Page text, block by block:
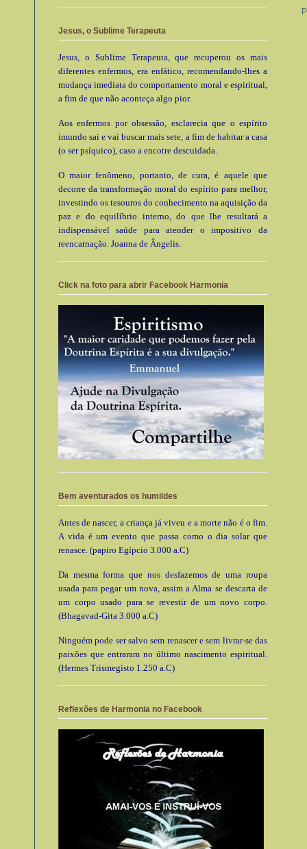
Jesus, o Sublime Terapeuta
Jesus, o Sublime Terapeuta, que recuperou os mais
diferentes enfermos, era enfático, recomendando-lhes a
mudança imediata do comportamento moral e espiritual,
a fim de que não aconteça algo pior.
Aos enfermos por obsessão, esclarecia que o espírito
imundo sai e vai buscar mais sete, a fim de habitar a casa
(o ser psíquico), caso a encotre descuidada.
O maior fenômeno, portanto, de cura, é aquele que
decorre da transformação moral do espírito para melhor,
investindo os tesouros do conhecimento na aquisição da
paz e do equilíbrio interno, do que lhe resultará a
indispensável saúde para atender o impositivo da
reencarnação. Joanna de Ângelis.
Click na foto para abrir Facebook Harmonia
Bem aventurados os humildes
Antes de nascer, a criança já viveu e a morte não é o fim.
A vida é um evento que passa como o dia solar que
renasce. (papiro Egípcio 3.000 a.C)
Da mesma forma que nos desfazemos de uma roupa
usada para pegar um nova, assim a Alma se descarta de
um corpo usado para se revestir de um novo corpo.
(Bhagavad-Gita 3.000 a.C)
Ninguém pode ser salvo sem renascer e sem livrar-se das
paixões que entraram no último nascimento espiritual.
(Hermes Trismegisto 1.250 a.C)
Reflexões de Harmonia no Facebook